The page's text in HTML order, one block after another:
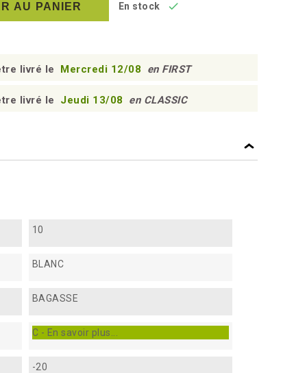
AU PANIER En stock 
livré le Mercredi 12/08 en FIRST
livré le Jeudi 13/08 en CLASSIC
10
BLANC
BAGASSE
C - En savoir plus...
-20